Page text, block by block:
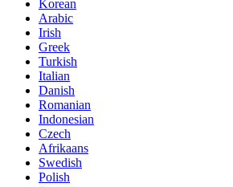
Korean
Arabic
Irish
Greek
Turkish
Italian
Danish
Romanian
Indonesian
Czech
Afrikaans
Swedish
Polish